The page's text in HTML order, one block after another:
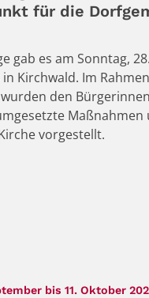
für die
gab es am Sonntag,
Kirchwald. Im
den
Maßnahmen
vorgestellt.
bis 11. Oktober